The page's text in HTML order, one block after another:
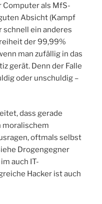
Computer als MfS-
Absicht (Kampf
schnell ein anderes
der 99,99%
man zufällig in das
gerät. Denn der Falle
oder unschuldig –
dass gerade
moralischem
oftmals selbst
Drogengegner
auch IT-
Hacker ist auch